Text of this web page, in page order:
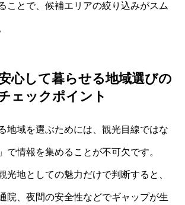
ことで、候補エリアの絞り込みがスム
心して暮らせる地域選びの
ェックポイント
地域を選ぶためには、観光目線ではな
で情報を集めることが不可欠です。
光地としての魅力だけで判断すると、
院、夜間の安全性などでギャップが生